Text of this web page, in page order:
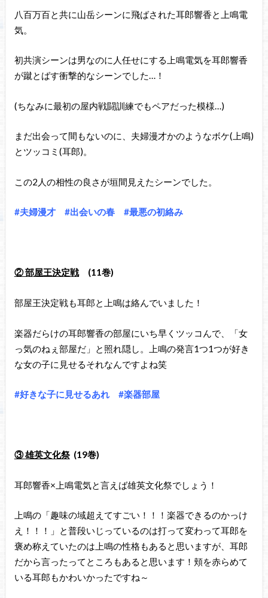
八百万百と共に山岳シーンに飛ばされた耳郎響香と上鳴電
気。
初共演シーンは男なのに人任せにする上鳴電気を耳郎響香
が蹴とばす衝撃的なシーンでした…！
(ちなみに最初の屋内戦闘訓練でもペアだった模様…)
まだ出会って間もないのに、夫婦漫才かのようなボケ(上鳴)
とツッコミ(耳郎)。
この2人の相性の良さが垣間見えたシーンでした。
#夫婦漫才 #出会いの春 #最悪の初絡み
② 部屋王決定戦 (11巻)
部屋王決定戦も耳郎と上鳴は絡んでいました！
楽器だらけの耳郎響香の部屋にいち早くツッコんで、「女
っ気のねぇ部屋だ」と照れ隠し。上鳴の発言1つ1つが好き
な女の子に見せるそれなんですよね笑
#好きな子に見せるあれ #楽器部屋
③ 雄英文化祭 (19巻)
耳郎響香×上鳴電気と言えば雄英文化祭でしょう！
上鳴の「趣味の域超えてすごい！！！楽器できるのかっけ
え！！！」と普段いじっているのは打って変わって耳郎を
褒め称えていたのは上鳴の性格もあると思いますが、耳郎
だから言ったってところもあると思います！頬を赤らめて
いる耳郎もかわいかったですね～